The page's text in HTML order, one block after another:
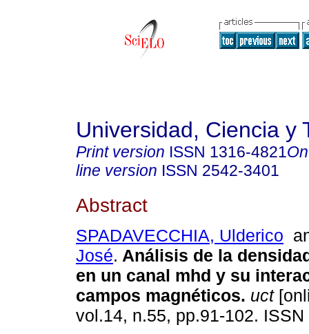
Universidad, Ciencia y
Print version ISSN 1316-4821
line version ISSN 2542-3401
Abstract
SPADAVECCHIA, Ulderico
José. Análisis de la
en un canal mhd y su
campos magnéticos. uct
vol.14, n.55, pp.91-102.